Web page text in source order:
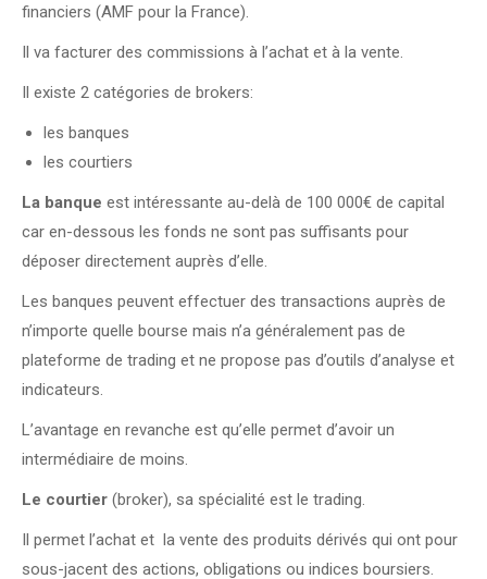
financiers (AMF pour la France).
Il va facturer des commissions à l’achat et à la vente.
Il existe 2 catégories de brokers:
les banques
les courtiers
La banque est intéressante au-delà de 100 000€ de capital
car en-dessous les fonds ne sont pas suffisants pour
déposer directement auprès d’elle.
Les banques peuvent effectuer des transactions auprès de
n’importe quelle bourse mais n’a généralement pas de
plateforme de trading et ne propose pas d’outils d’analyse et
indicateurs.
L’avantage en revanche est qu’elle permet d’avoir un
intermédiaire de moins.
Le courtier (broker), sa spécialité est le trading.
Il permet l’achat et la vente des produits dérivés qui ont pour
sous-jacent des actions, obligations ou indices boursiers.